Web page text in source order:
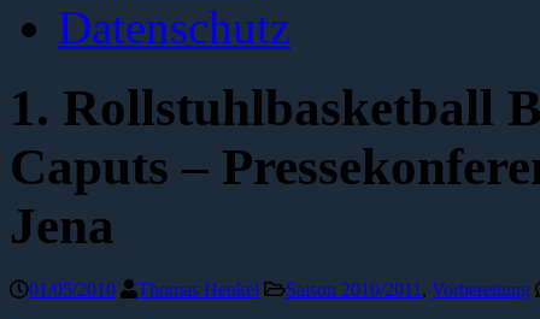
Datenschutz
1. Rollstuhlbasketball
Caputs –
Jena
01/05/2010 Thomas Henkel Saison 2010/2011 , Vorbereitung